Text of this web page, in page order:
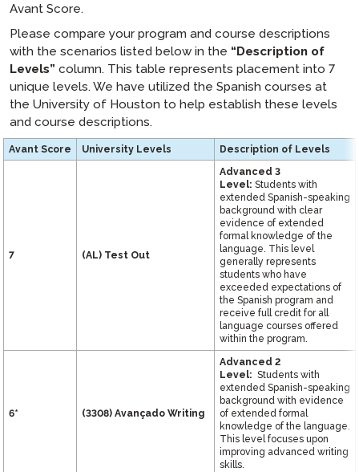
Avant Score.
Please compare your program and course descriptions
with the scenarios listed below in the “Description of
Levels” column. This table represents placement into 7
unique levels. We have utilized the Spanish courses at
the University of Houston to help establish these levels
and course descriptions.
Avant Score University Levels Description of Levels
7 (AL) Test Out
Advanced 3
Level: Students with
extended Spanish-speaking
background with clear
evidence of extended
formal knowledge of the
language. This level
generally represents
students who have
exceeded expectations of
the Spanish program and
receive full credit for all
language courses offered
within the program.
6* (3308) Avançado Writing
Advanced 2
Level: Students with
extended Spanish-speaking
background with evidence
of extended formal
knowledge of the language.
This level focuses upon
improving advanced writing
skills.